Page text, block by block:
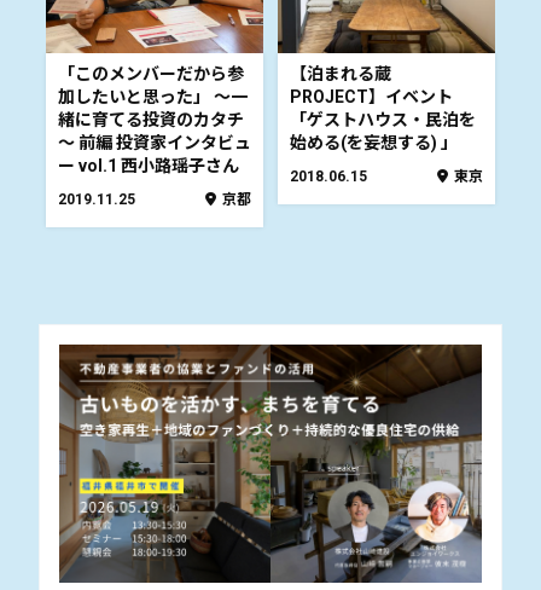
「このメンバーだから参
加したいと思った」 ～一
緒に育てる投資のカタチ
～ 前編 投資家インタビュ
ー vol.1 西小路瑶子さん
2019.11.25 京都
【泊まれる蔵
PROJECT】イベント
「ゲストハウス・民泊を
始める(を妄想する) 」
2018.06.15 東京